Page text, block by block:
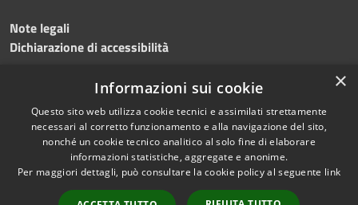
Note legali
Dichiarazione di accessibilità
Meccanismo di feedback
Accessibilità
Copyright © 2026 • Comune di
Gerenzano • Powered by
Municipium• Accesso
×
Informazioni sui cookie
Questo sito web utilizza cookie tecnici e assimilati strettamente
necessari al corretto funzionamento e alla navigazione del sito,
nonché un cookie tecnico analitico al solo fine di elaborare
informazioni statistiche, aggregate e anonime.
Per maggiori dettagli, può consultare la cookie policy al seguente link